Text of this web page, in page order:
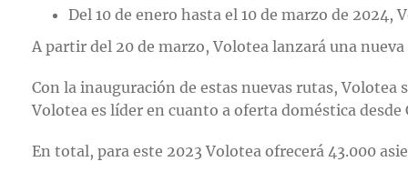
Del 10 de enero hasta el 10 de marzo de
A partir del 20 de marzo, Volotea lanzará una
Con la inauguración de estas nuevas rutas,
Volotea es líder en cuanto a oferta doméstica desde
En total, para este 2023 Volotea ofrecerá 43.000